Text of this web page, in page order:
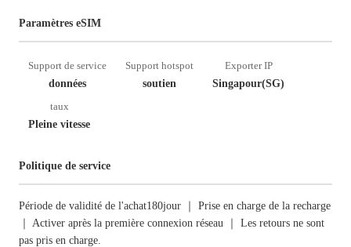
Paramètres eSIM
Support de service
données
Support hotspot
soutien
Exporter IP
Singapour(SG)
taux
Pleine vitesse
Politique de service
Période de validité de l'achat180jour ｜ Prise en charge de la recharge
｜ Activer après la première connexion réseau ｜ Les retours ne sont
pas pris en charge.